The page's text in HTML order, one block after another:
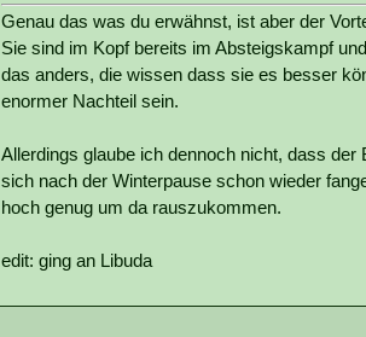
Genau das was du erwähnst, ist aber der
Sie sind im Kopf bereits im Absteigskampf
das anders, die wissen dass sie es besser
enormer Nachteil sein.
Allerdings glaube ich dennoch nicht, dass
sich nach der Winterpause schon wieder
hoch genug um da rauszukommen.
edit: ging an Libuda